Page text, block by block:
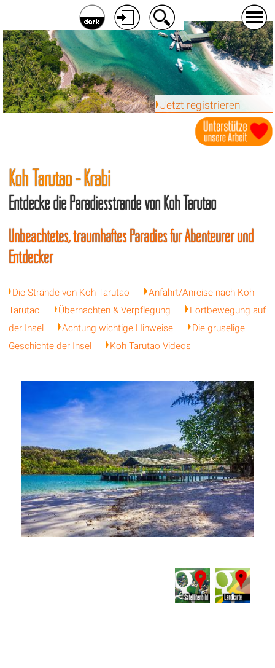
Jetzt registrieren
Koh Tarutao - Krabi
Entdecke die Paradiesstrände von Koh Tarutao
Unbeachtetes, traumhaftes Paradies für Abenteurer und
Entdecker
Die Strände von Koh Tarutao
Anfahrt/Anreise nach Koh
Tarutao
Übernachten & Verpflegung
Fortbewegung auf
der Insel
Achtung wichtige Hinweise
Die gruselige
Geschichte der Insel
Koh Tarutao Videos